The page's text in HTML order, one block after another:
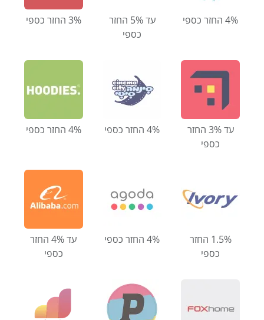
4% החזר כספי
עד 5% החזר
כספי
3% החזר כספי
עד 3% החזר
כספי
4% החזר כספי 4% החזר כספי
1.5% החזר
כספי
4% החזר כספי
עד 4% החזר
כספי